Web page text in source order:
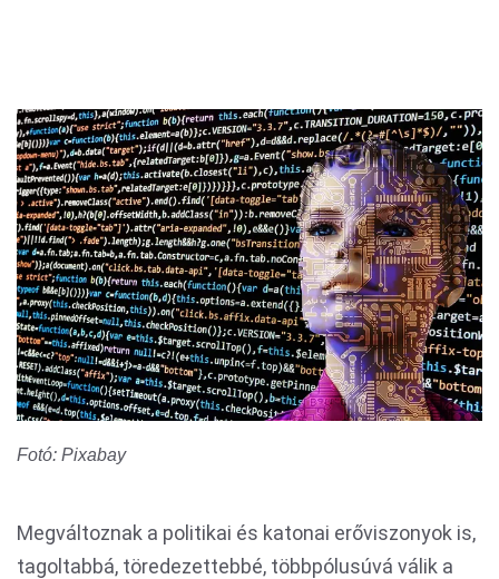
Fotó: Pixabay
Megváltoznak a politikai és katonai erőviszonyok is,
tagoltabbá, töredezettebbé, többpólusúvá válik a